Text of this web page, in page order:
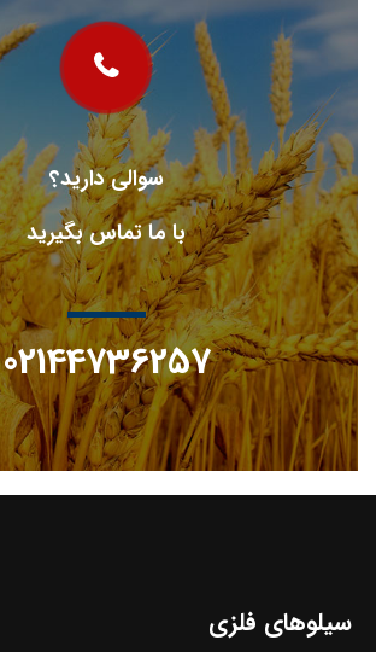
سوالی دارید؟
با ما تماس بگیرید
02144736257
سیلوهای فلزی